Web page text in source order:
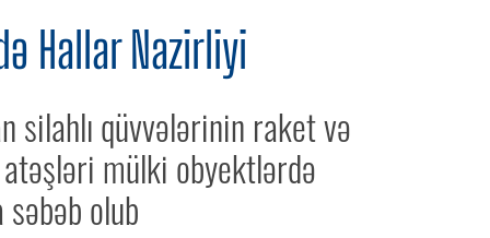
Hallar Nazirliyi
silahlı qüvvələrinin raket və
mülki obyektlərdə
səbəb olub